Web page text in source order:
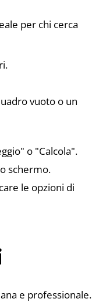
per chi cerca
vuoto o un
o "Calcola".
schermo.
le opzioni di
e professionale.